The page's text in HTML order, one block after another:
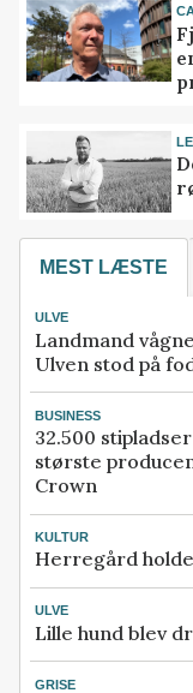
MEST LÆSTE
ULVE
Landmand
Ulven stod på
BUSINESS
32.500
største
Crown
KULTUR
Herregård
ULVE
Lille hund blev
GRISE